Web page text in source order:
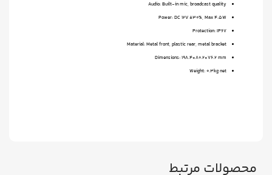
Audio: Built-in mic, broadcast quality
Power: DC 12V ±30%, Max 4.5W
Protection: IP67
Material: Metal front, plastic rear, metal bracket
Dimensions: 198.4×80.2×76.2 mm
Weight: 0.3kg net
محصولات مرتبط